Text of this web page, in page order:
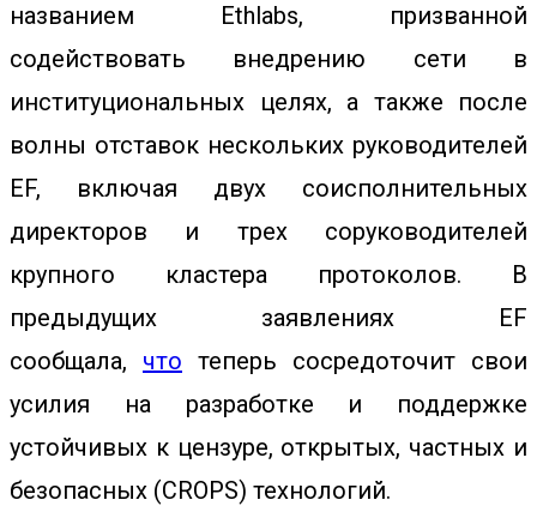
названием Ethlabs, призванной
содействовать внедрению сети в
институциональных целях, а также после
волны отставок нескольких руководителей
EF, включая двух соисполнительных
директоров и трех соруководителей
крупного кластера протоколов. В
предыдущих заявлениях EF
сообщала, что теперь сосредоточит свои
усилия на разработке и поддержке
устойчивых к цензуре, открытых, частных и
безопасных (CROPS) технологий.